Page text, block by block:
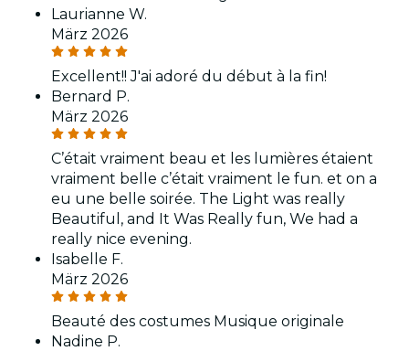
Laurianne W.
März 2026
Excellent!! J'ai adoré du début à la fin!
Bernard P.
März 2026
C’était vraiment beau et les lumières étaient
vraiment belle c’était vraiment le fun. et on a
eu une belle soirée. The Light was really
Beautiful, and It Was Really fun, We had a
really nice evening.
Isabelle F.
März 2026
Beauté des costumes Musique originale
Nadine P.